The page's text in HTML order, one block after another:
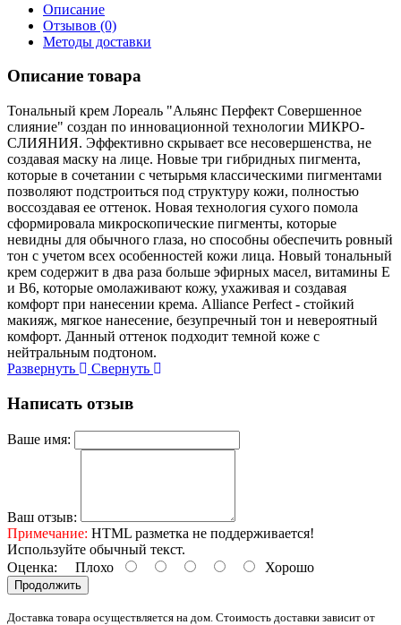
Описание
Отзывов (0)
Методы доставки
Описание товара
Тональный крем Лореаль "Альянс Перфект Совершенное
слияние" создан по инновационной технологии МИКРО-
СЛИЯНИЯ. Эффективно скрывает все несовершенства, не
создавая маску на лице. Новые три гибридных пигмента,
которые в сочетании с четырьмя классическими пигментами
позволяют подстроиться под структуру кожи, полностью
воссоздавая ее оттенок. Новая технология сухого помола
сформировала микроскопические пигменты, которые
невидны для обычного глаза, но способны обеспечить ровный
тон с учетом всех особенностей кожи лица. Новый тональный
крем содержит в два раза больше эфирных масел, витамины Е
и В6, которые омолаживают кожу, ухаживая и создавая
комфорт при нанесении крема. Alliance Perfect - стойкий
макияж, мягкое нанесение, безупречный тон и невероятный
комфорт. Данный оттенок подходит темной коже с
нейтральным подтоном.
Развернуть
Свернуть
Написать отзыв
Ваше имя:
Ваш отзыв:
Примечание: HTML разметка не поддерживается!
Используйте обычный текст.
Оценка: Плохо Хорошо
Продолжить
Доставка товара осуществляется на дом. Стоимость доставки зависит от